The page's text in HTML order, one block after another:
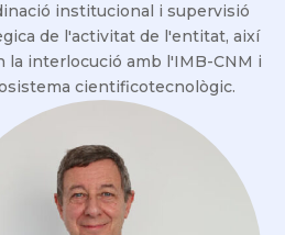
institucional i supervisió
de l'activitat de l'entitat, així
la interlocució amb l'IMB-CNM i
cientificotecnològic.